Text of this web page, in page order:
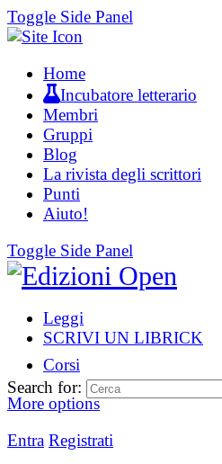
Toggle Side Panel
Home
Incubatore letterario
Membri
Gruppi
Blog
La rivista degli scrittori
Punti
Aiuto!
Toggle Side Panel
Leggi
SCRIVI UN LIBRICK
Corsi
More options
Entra Registrati
Search for: